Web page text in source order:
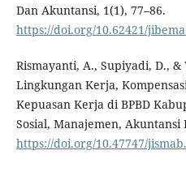
Dan Akuntansi, 1(1), 77–86.
https://doi.org/10.62421/
Rismayanti, A., Supiyadi, D.,
Lingkungan Kerja,
Kepuasan Kerja di BPBD
Sosial, Manajemen, Akuntansi
https://doi.org/10.47747/